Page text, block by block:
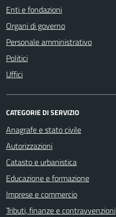
Enti e fondazioni
Organi di governo
Personale amministrativo
Politici
Uffici
CATEGORIE DI SERVIZIO
Anagrafe e stato civile
Autorizzazioni
Catasto e urbanistica
Educazione e formazione
Imprese e commercio
Tributi, finanze e contravvenzioni